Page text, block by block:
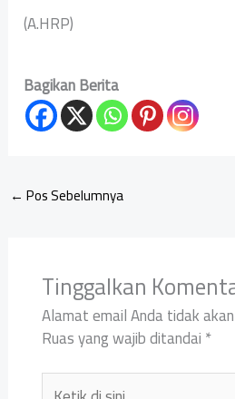
(A.HRP)
Bagikan Berita
← Pos Sebelumnya
Tinggalkan
Alamat email Anda tidak
Ruas yang wajib ditandai*
Ketik